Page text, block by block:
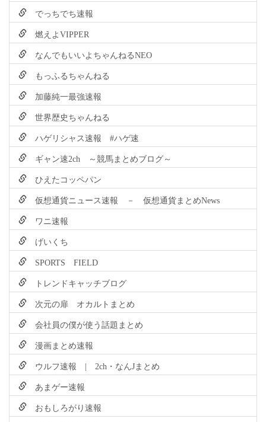
でっちでち速報
燃えよVIPPER
なんでもいいよちゃんねるNEO
もっふるちゃんねる
加藤純一最強速報
世界歴史ちゃんねる
ハゲリシャス速報 #ハゲ速
ギャン速2ch ～競馬まとめブログ～
ひえたコッペパン
仮想通貨ニュース速報 － 仮想通貨まとめNews
ワニ速報
げいくち
SPORTS FIELD
トレンドキャッチブログ
次元の扉 オカルトまとめ
会社員の僕が使う話題まとめ
漫画まとめ速報
ウルフ速報 | 2ch・なんJまとめ
あまゲー速報
おもしろがり速報